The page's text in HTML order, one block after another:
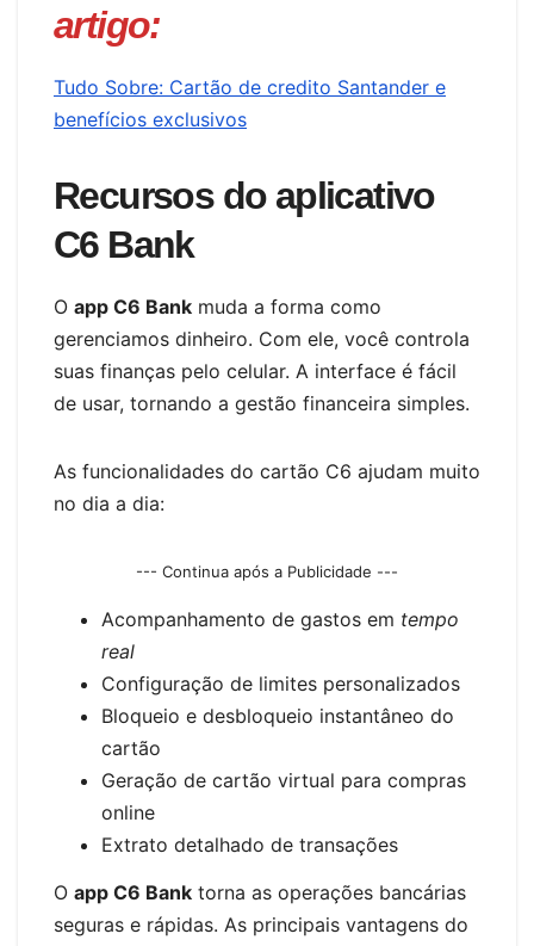
artigo:
Tudo Sobre: Cartão de credito Santander e
benefícios exclusivos
Recursos do aplicativo
C6 Bank
O app C6 Bank muda a forma como
gerenciamos dinheiro. Com ele, você controla
suas finanças pelo celular. A interface é fácil
de usar, tornando a gestão financeira simples.
As funcionalidades do cartão C6 ajudam muito
no dia a dia:
--- Continua após a Publicidade ---
Acompanhamento de gastos em tempo
real
Configuração de limites personalizados
Bloqueio e desbloqueio instantâneo do
cartão
Geração de cartão virtual para compras
online
Extrato detalhado de transações
O app C6 Bank torna as operações bancárias
seguras e rápidas. As principais vantagens do